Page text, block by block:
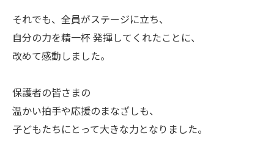
それでも、全員がステージに立ち、
自分の力を精一杯 発揮してくれたことに、
改めて感動しました。
保護者の皆さまの
温かい拍手や応援のまなざしも、
子どもたちにとって大きな力となりました。